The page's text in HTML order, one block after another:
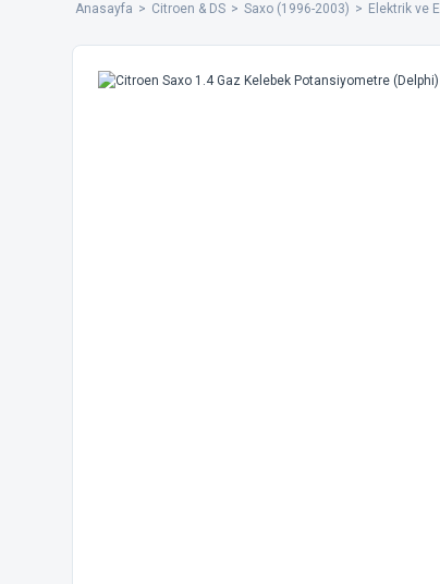
Anasayfa Citroen & DS Saxo (1996-2003) Elektrik ve